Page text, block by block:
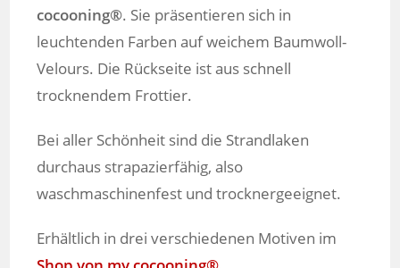
cocooning®. Sie präsentieren sich in
leuchtenden Farben auf weichem Baumwoll-
Velours. Die Rückseite ist aus schnell
trocknendem Frottier.
Bei aller Schönheit sind die Strandlaken
durchaus strapazierfähig, also
waschmaschinenfest und trocknergeeignet.
Erhältlich in drei verschiedenen Motiven im